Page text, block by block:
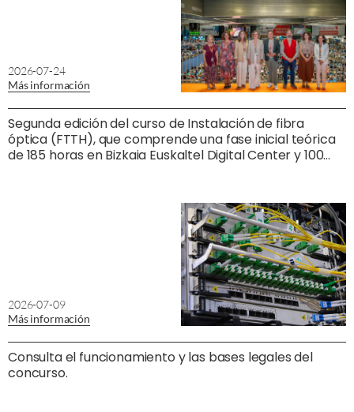
2026-07-24
Más información
Segunda edición del curso de Instalación de fibra
óptica (FTTH), que comprende una fase inicial teórica
de 185 horas en Bizkaia Euskaltel Digital Center y 100
2026-07-09
Más información
Consulta el funcionamiento y las bases legales del
concurso.